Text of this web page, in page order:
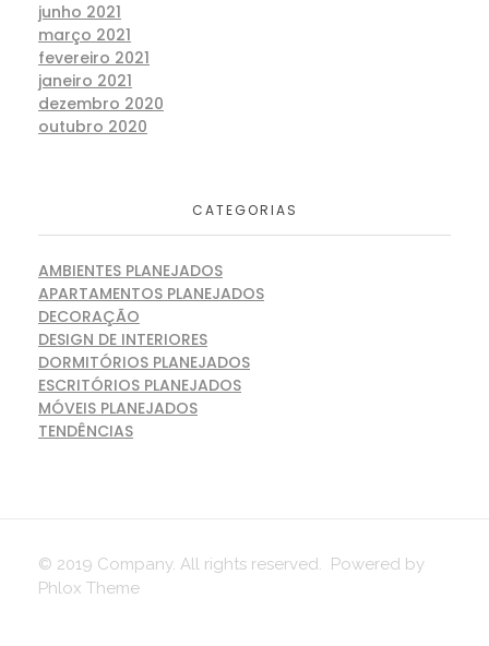
junho 2021
março 2021
fevereiro 2021
janeiro 2021
dezembro 2020
outubro 2020
CATEGORIAS
AMBIENTES PLANEJADOS
APARTAMENTOS PLANEJADOS
DECORAÇÃO
DESIGN DE INTERIORES
DORMITÓRIOS PLANEJADOS
ESCRITÓRIOS PLANEJADOS
MÓVEIS PLANEJADOS
TENDÊNCIAS
© 2019 Company. All rights reserved. Powered by
Phlox Theme